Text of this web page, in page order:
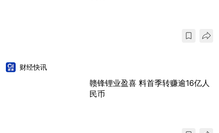
财经快讯
赣锋锂业盈喜 料首季转赚逾16亿人
民币